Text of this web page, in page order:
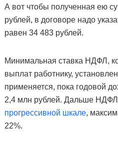
А вот чтобы полученная ею
рублей, в договоре надо
равен 34 483 рублей.
Минимальная ставка НДФЛ,
выплат работнику,
применяется, пока годовой
2,4 млн рублей. Дальше НДФЛ
прогрессивной шкале,
22%.